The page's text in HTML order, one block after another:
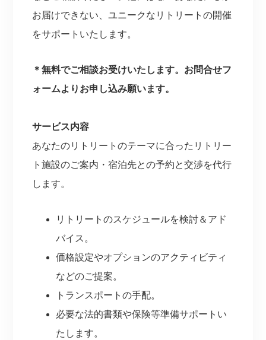
お届けできない、ユニークなリトリートの開催
をサポートいたします。
＊無料でご相談お受けいたします。お問合せフ
ォームよりお申し込み願います。
サービス内容
あなたのリトリートのテーマに合ったリトリー
ト施設のご案内・宿泊先との予約と交渉を代行
します。
リトリートのスケジュールを検討＆アド
バイス。
価格設定やオプションのアクティビティ
などのご提案。
トランスポートの手配。
必要な法的書類や保険等準備サポートい
たします。